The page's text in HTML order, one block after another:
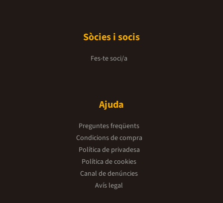
Sòcies i socis
Fes-te soci/a
Ajuda
Preguntes freqüents
Condicions de compra
Política de privadesa
Política de cookies
Canal de denúncies
Avís legal